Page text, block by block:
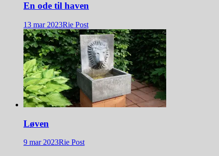
En ode til haven
13 mar 2023Rie Post
Løven
9 mar 2023Rie Post